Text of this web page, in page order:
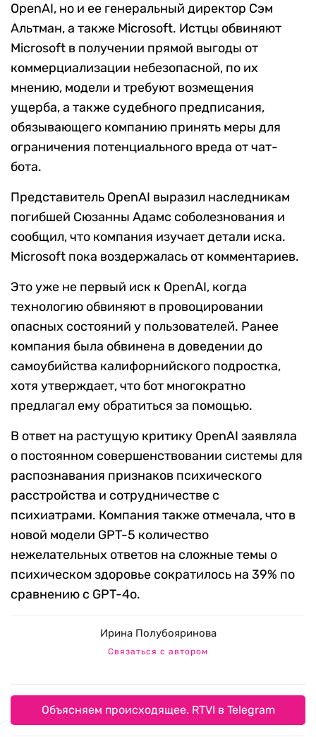
OpenAI, но и ее генеральный директор Сэм
Альтман, а также Microsoft. Истцы обвиняют
Microsoft в получении прямой выгоды от
коммерциализации небезопасной, по их
мнению, модели и требуют возмещения
ущерба, а также судебного предписания,
обязывающего компанию принять меры для
ограничения потенциального вреда от чат-
бота.
Представитель OpenAI выразил наследникам
погибшей Сюзанны Адамс соболезнования и
сообщил, что компания изучает детали иска.
Microsoft пока воздержалась от комментариев.
Это уже не первый иск к OpenAI, когда
технологию обвиняют в провоцировании
опасных состояний у пользователей. Ранее
компания была обвинена в доведении до
самоубийства калифорнийского подростка,
хотя утверждает, что бот многократно
предлагал ему обратиться за помощью.
В ответ на растущую критику OpenAI заявляла
о постоянном совершенствовании системы для
распознавания признаков психического
расстройства и сотрудничестве с
психиатрами. Компания также отмечала, что в
новой модели GPT-5 количество
нежелательных ответов на сложные темы о
психическом здоровье сократилось на 39% по
сравнению с GPT-4o.
Ирина Полубояринова
Связаться с автором
Объясняем происходящее. RTVI в Telegram